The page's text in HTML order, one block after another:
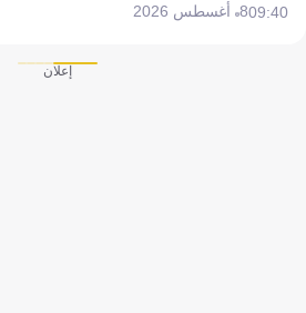
09:408 أغسطس 2026
إعلان